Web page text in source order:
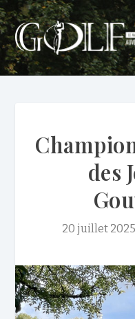
des
20 juillet 2025